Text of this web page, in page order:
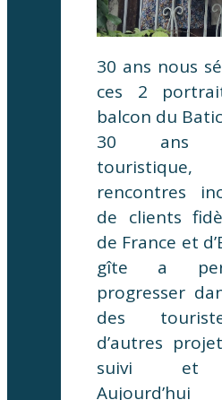
30 ans nous
ces 2
balcon du
30 ans
rencontres
de clients
de France et
gîte a
progresser
des
d’autres
suivi et